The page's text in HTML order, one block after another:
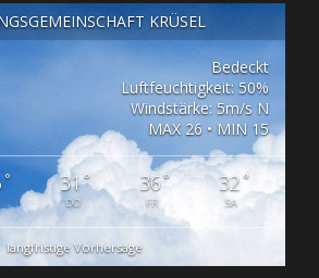
KRÜSEL
Bedeckt
Luftfeuchtigkeit: 50%
Windstärke: 5m/s N
MAX 26 • MIN 15
° 31°
DO
36°
FR
32 °
SA
langfristige Vorhersage